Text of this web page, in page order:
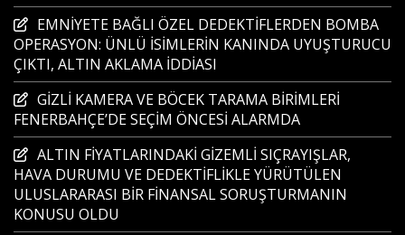
EMNİYETE BAĞLI ÖZEL DEDEKTİFLERDEN BOMBA
OPERASYON: ÜNLÜ İSİMLERİN KANINDA UYUŞTURUCU
ÇIKTI, ALTIN AKLAMA İDDİASI
GİZLİ KAMERA VE BÖCEK TARAMA BİRİMLERİ
FENERBAHÇE’DE SEÇİM ÖNCESİ ALARMDA
ALTIN FİYATLARINDAKİ GİZEMLİ SIÇRAYIŞLAR,
HAVA DURUMU VE DEDEKTİFLİKLE YÜRÜTÜLEN
ULUSLARARASI BİR FİNANSAL SORUŞTURMANIN
KONUSU OLDU